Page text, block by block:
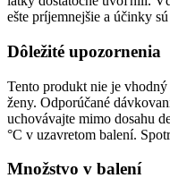
ešte príjemnejšie a účinky
Dôležité upozornenia
Tento produkt nie je
ženy. Odporúčané
uchovávajte mimo dosahu
°C v uzavretom balení.
Množstvo v balení